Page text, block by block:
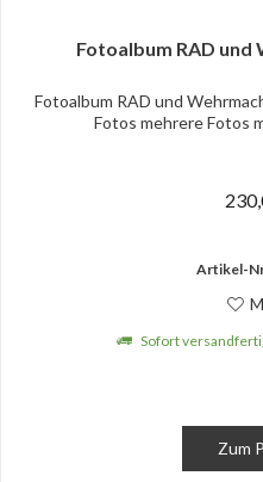
Fotoalbum RAD und
Fotoalbum RAD und
Fotos mehrere Fotos
Artikel-
Sofort
Zum